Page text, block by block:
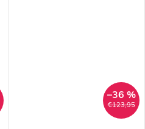
€123,95
–36 %